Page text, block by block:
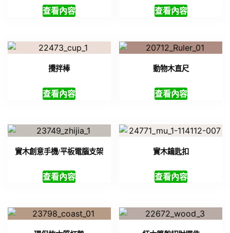
查看內容 查看內容
攪拌棒
查看內容
動物木直尺
查看內容
實木創意手機/平板電腦支架
查看內容
實木鑰匙扣
查看內容